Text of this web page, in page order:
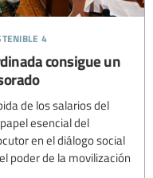
4
consigue un
de los salarios del
esencial del
en el diálogo social
poder de la movilización